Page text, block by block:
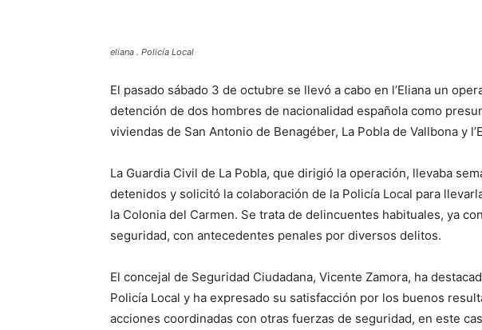
eliana . Policía Local
El pasado sábado 3 de octubre se llevó a cabo en l’Eliana un
detención de dos hombres de nacionalidad española como
viviendas de San Antonio de Benagéber, La Pobla de Vallbona y
La Guardia Civil de La Pobla, que dirigió la operación, llevaba
detenidos y solicitó la colaboración de la Policía Local para
la Colonia del Carmen. Se trata de delincuentes habituales, ya
seguridad, con antecedentes penales por diversos delitos.
El concejal de Seguridad Ciudadana, Vicente Zamora, ha
Policía Local y ha expresado su satisfacción por los buenos
acciones coordinadas con otras fuerzas de seguridad, en este